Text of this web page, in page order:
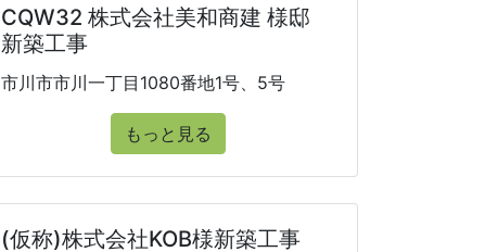
CQW32 株式会社美和商建 様邸
新築工事
市川市市川一丁目1080番地1号、5号
もっと見る
(仮称)株式会社KOB様新築工事